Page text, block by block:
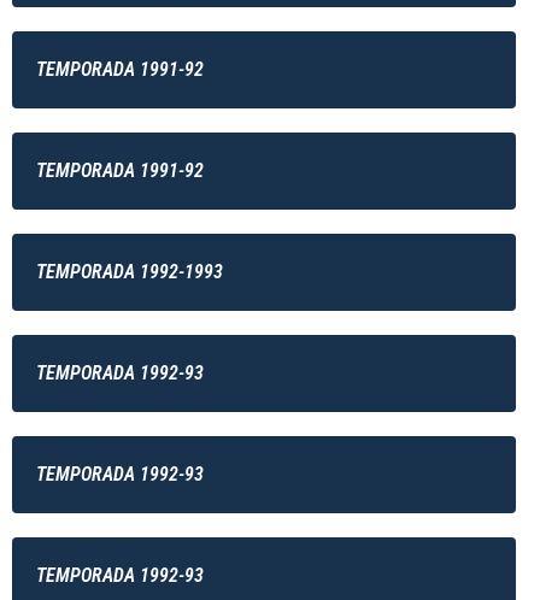
TEMPORADA 1991-92
TEMPORADA 1991-92
TEMPORADA 1992-1993
TEMPORADA 1992-93
TEMPORADA 1992-93
TEMPORADA 1992-93